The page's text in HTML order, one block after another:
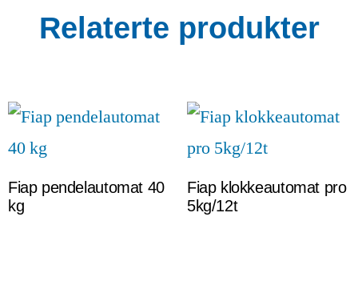
Relaterte produkter
Fiap pendelautomat 40
kg
Fiap klokkeautomat pro
5kg/12t